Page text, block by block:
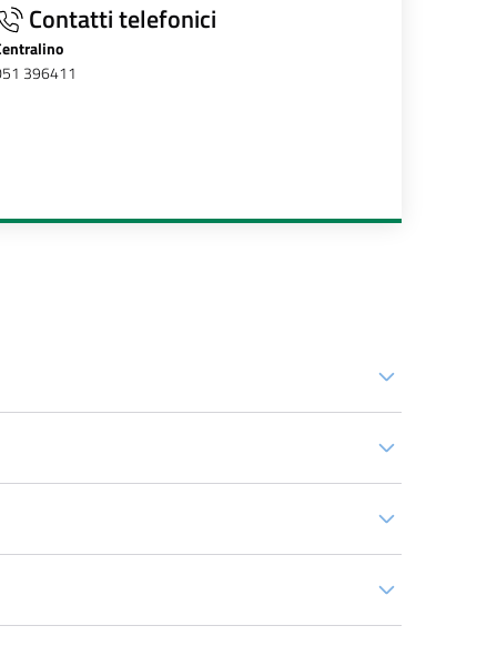
Contatti telefonici
396411